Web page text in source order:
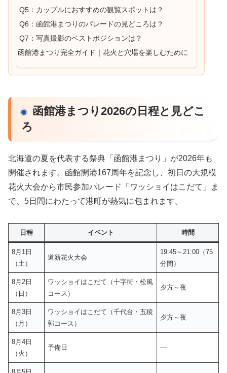
Q5：カップルにおすすめの観覧スポットは？
Q6：函館港まつりのパレードの見どころは？
Q7：写真撮影のベストポジションは？
函館港まつり完全ガイド｜花火と穴場を楽しむために
函館港まつり2026の日程と見どこ
ろ
北海道の夏を代表する祭典「函館港まつり」が2026年も
開催されます。函館開港167周年を記念し、初日の大規模
花火大会から市民参加パレード「ワッショイはこだて」ま
で、5日間にわたって港町が熱気に包まれます。
日程 イベント 時間
8月1日
（土）
道新花火大会
19:45～21:00（75
分間）
8月2日
（日）
ワッショイはこだて（十字街・松風
コース）
夕方～夜
8月3日
（月）
ワッショイはこだて（千代台・五稜
郭コース）
夕方～夜
8月4日
（火）
予備日 —